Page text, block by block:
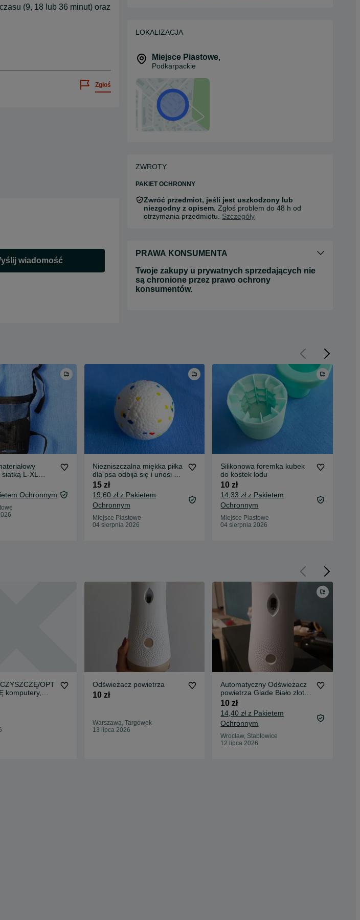
(9, 18 lub 36 minut) oraz
Zgłoś
wiadomość
LOKALIZACJA
Miejsce Piastowe,
Podkarpackie
ZWROTY
PAKIET OCHRONNY
Zwróć przedmiot, jeśli jest uszkodzony lub
niezgodny z opisem. Zgłoś problem do 48 h od
otrzymania przedmiotu. Szczegóły
PRAWA KONSUMENTA
Twoje zakupy u prywatnych sprzedających nie
są chronione przez prawo ochrony
konsumentów.
siatką L-XL
Ochronnym
Niezniszczalna miękka piłka
dla psa odbija się i unosi na
wodzie
15 zł
19,60 zł z Pakietem
Ochronnym
Miejsce Piastowe
04 sierpnia 2026
Silikonowa foremka kubek
do kostek lodu
10 zł
14,33 zł z Pakietem
Ochronnym
Miejsce Piastowe
04 sierpnia 2026
OPT
komputery,
niżej
Odświeżacz powietrza
10 zł
Warszawa, Targówek
13 lipca 2026
Automatyczny Odświeżacz
powietrza Glade Biało złoty
(B)
10 zł
14,40 zł z Pakietem
Ochronnym
Wrocław, Stabłowice
12 lipca 2026